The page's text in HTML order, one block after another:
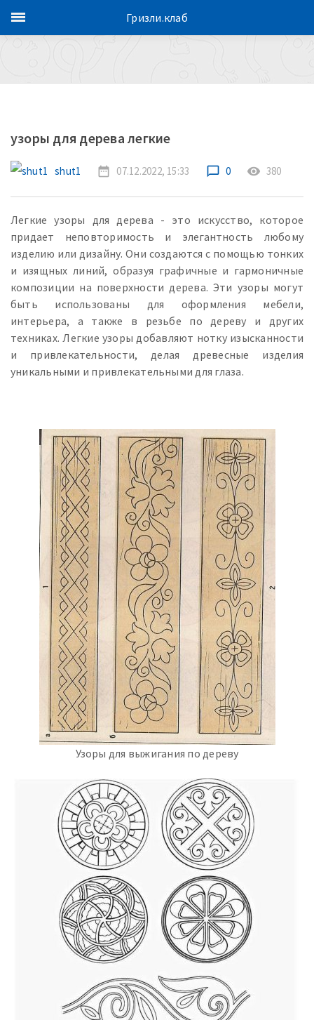
узоры для дерева легкие
shut1 date_range 07.12.2022, 15:33 chat_bubble_outline 0 remove_red_eye 380
Легкие узоры для дерева - это искусство, которое
придает неповторимость и элегантность любому
изделию или дизайну. Они создаются с помощью тонких
и изящных линий, образуя графичные и гармоничные
композиции на поверхности дерева. Эти узоры могут
быть использованы для оформления мебели,
интерьера, а также в резьбе по дереву и других
техниках. Легкие узоры добавляют нотку изысканности
и привлекательности, делая древесные изделия
уникальными и привлекательными для глаза.
Узоры для выжигания по дереву
Гризли.клаб